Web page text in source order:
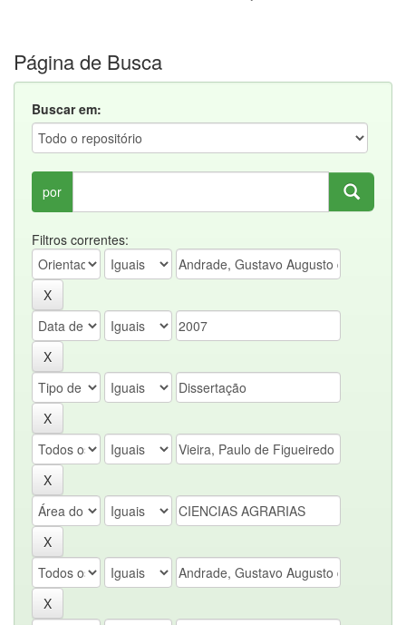
Página de Busca
Buscar em:
por
Filtros correntes: